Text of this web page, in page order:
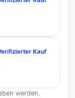
Kauf
werden.